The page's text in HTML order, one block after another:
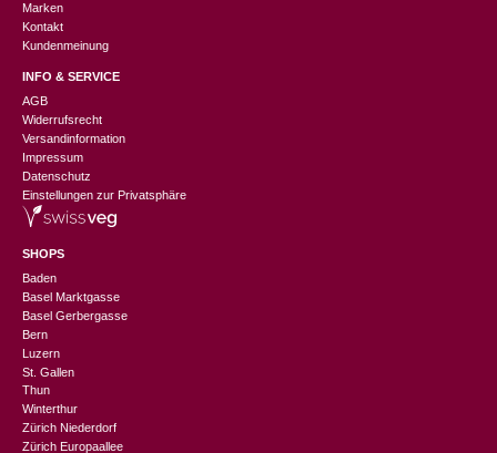
Marken
Kontakt
Kundenmeinung
INFO & SERVICE
AGB
Widerrufsrecht
Versandinformation
Impressum
Datenschutz
Einstellungen zur Privatsphäre
SHOPS
Baden
Basel Marktgasse
Basel Gerbergasse
Bern
Luzern
St. Gallen
Thun
Winterthur
Zürich Niederdorf
Zürich Europaallee